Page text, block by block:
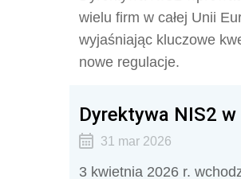
wielu firm w całej Unii
wyjaśniając kluczowe
nowe regulacje.
Dyrektywa NIS2
31 mar 2026
3 kwietnia 2026 r.